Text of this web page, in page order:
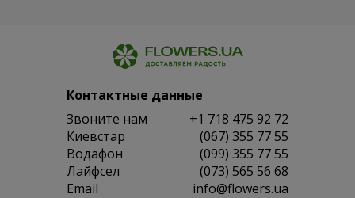
Контактные данные
Звоните нам
+1 718 475 92 72
Киевстар
(067) 355 77 55
Водафон
(099) 355 77 55
Лайфсел
(073) 565 56 68
Email
info@flowers.ua